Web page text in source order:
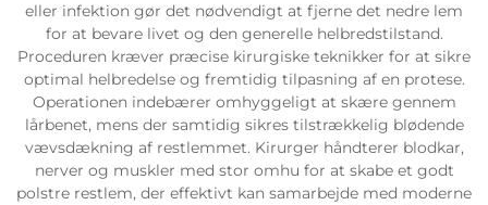
eller infektion gør det nødvendigt at fjerne det nedre lem
for at bevare livet og den generelle helbredstilstand.
Proceduren kræver præcise kirurgiske teknikker for at sikre
optimal helbredelse og fremtidig tilpasning af en protese.
Operationen indebærer omhyggeligt at skære gennem
lårbenet, mens der samtidig sikres tilstrækkelig blødende
vævsdækning af restlemmet. Kirurger håndterer blodkar,
nerver og muskler med stor omhu for at skabe et godt
polstre restlem, der effektivt kan samarbejde med moderne